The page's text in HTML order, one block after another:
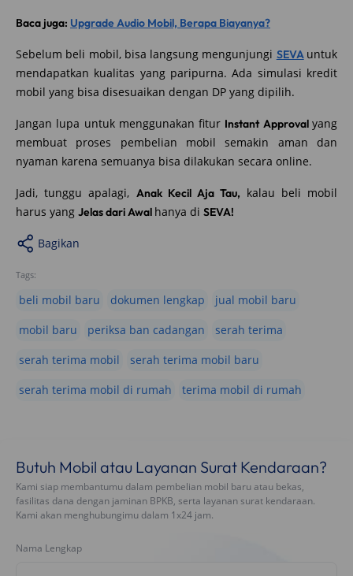
Baca juga: Upgrade Audio Mobil, Berapa Biayanya?
Sebelum beli mobil, bisa langsung mengunjungi SEVA untuk
mendapatkan kualitas yang paripurna. Ada simulasi kredit
mobil yang bisa disesuaikan dengan DP yang dipilih.
Jangan lupa untuk menggunakan fitur Instant Approvalyang
membuat proses pembelian mobil semakin aman dan
nyaman karena semuanya bisa dilakukan secara online.
Jadi, tunggu apalagi, Anak Kecil Aja Tau, kalau beli mobil
harus yang Jelas dari Awal hanya di SEVA!
Bagikan
Tags:
beli mobil baru dokumen lengkap
jual mobil baru
mobil baru
periksa ban cadangan
serah terima
serah terima mobil
serah terima mobil baru
serah terima mobil di rumah
terima mobil di rumah
Butuh Mobil atau Layanan Surat Kendaraan?
Kami siap membantumu dalam pembelian mobil baru atau bekas,
fasilitas dana dengan jaminan BPKB, serta layanan surat kendaraan.
Kami akan menghubungimu dalam 1x24 jam.
Nama Lengkap